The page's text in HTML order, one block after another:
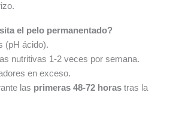
el pelo permanentado?
(pH ácido).
nutritivas 1-2 veces por semana.
en exceso.
las primeras 48-72 horas tras la